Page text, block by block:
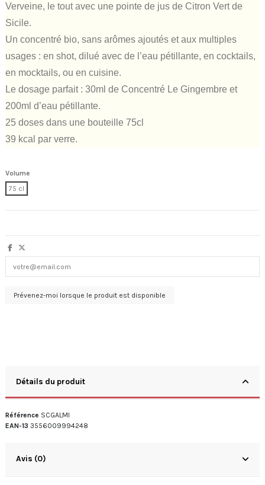
Verveine, le tout avec une pointe de jus de Citron Vert de
Sicile.
Un concentré bio, sans arômes ajoutés et aux multiples
usages : en shot, dilué avec de l’eau pétillante, en cocktails,
en mocktails, ou en cuisine.
Le dosage parfait : 30ml de Concentré Le Gingembre et
200ml d’eau pétillante.
25 doses dans une bouteille 75cl
39 kcal par verre.
Volume
75 cl
Détails du produit
Référence SCGALMI
EAN-13 3556009994248
Avis (0)